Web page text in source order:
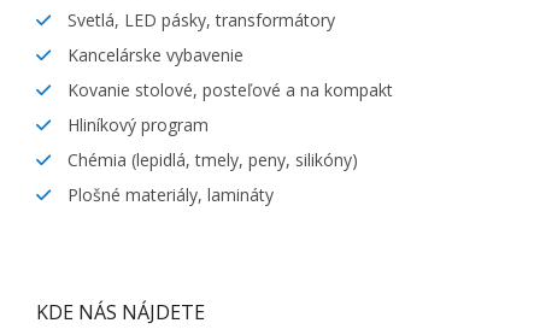
Svetlá, LED pásky, transformátory
Kancelárske vybavenie
Kovanie stolové, posteľové a na kompakt
Hliníkový program
Chémia (lepidlá, tmely, peny, silikóny)
Plošné materiály, lamináty
KDE NÁS NÁJDETE